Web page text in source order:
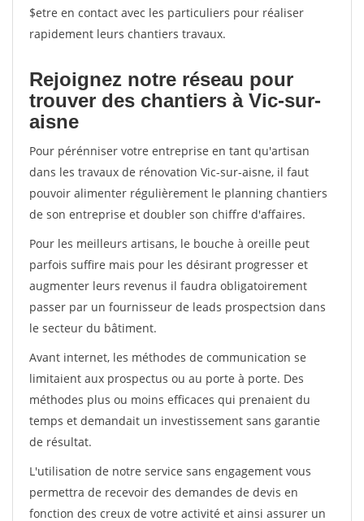
$etre en contact avec les particuliers pour réaliser
rapidement leurs chantiers travaux.
Rejoignez notre réseau pour
trouver des chantiers à Vic-sur-
aisne
Pour pérénniser votre entreprise en tant qu'artisan
dans les travaux de rénovation Vic-sur-aisne, il faut
pouvoir alimenter régulièrement le planning chantiers
de son entreprise et doubler son chiffre d'affaires.
Pour les meilleurs artisans, le bouche à oreille peut
parfois suffire mais pour les désirant progresser et
augmenter leurs revenus il faudra obligatoirement
passer par un fournisseur de leads prospectsion dans
le secteur du bâtiment.
Avant internet, les méthodes de communication se
limitaient aux prospectus ou au porte à porte. Des
méthodes plus ou moins efficaces qui prenaient du
temps et demandait un investissement sans garantie
de résultat.
L'utilisation de notre service sans engagement vous
permettra de recevoir des demandes de devis en
fonction des creux de votre activité et ainsi assurer un